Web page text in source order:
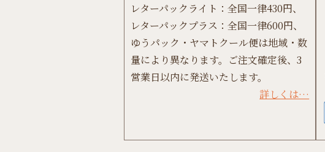
レターパックライト：全国一律430円、
レターパックプラス：全国一律600円、
ゆうパック・ヤマトクール便は地域・数
量により異なります。ご注文確定後、3
営業日以内に発送いたします。
詳しくは…